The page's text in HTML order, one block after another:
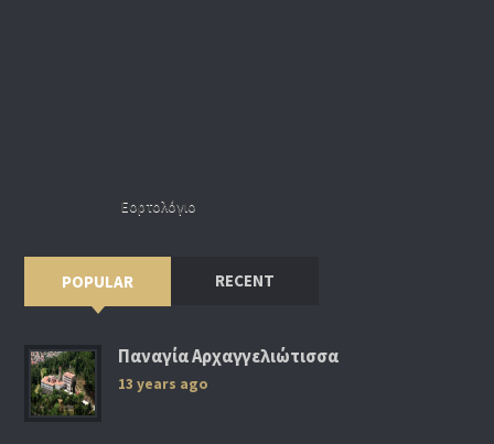
Εορτολόγιο
POPULAR RECENT
Παναγία Αρχαγγελιώτισσα
13 years ago